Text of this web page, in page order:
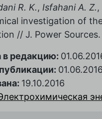
R. K., Isfahani A. Z.,
investigation of
// J. Power
в редакцию:
19.10.2016